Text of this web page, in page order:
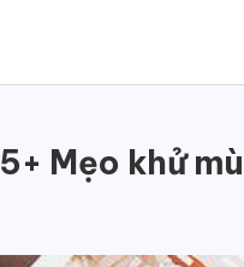
5+ Mẹo khử